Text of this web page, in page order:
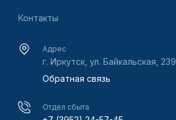
Контакты
Адрес
г. Иркутск, ул. Байкальская, 239
Обратная связь
Отдел сбыта